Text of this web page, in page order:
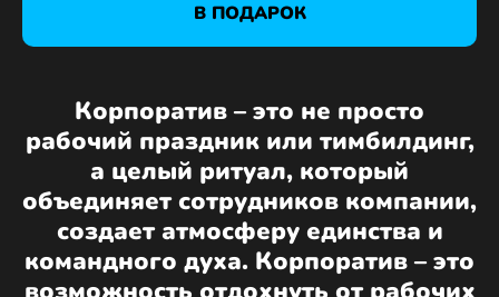
В ПОДАРОК
Корпоратив – это не просто
рабочий праздник или тимбилдинг,
а целый ритуал, который
объединяет сотрудников компании,
создает атмосферу единства и
командного духа. Корпоратив – это